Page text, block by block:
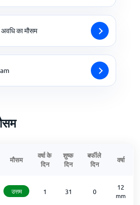
का मौसम
मौसम
वर्षा के
दिन
शुष्क
दिन
बर्फीले
दिन
वर्षा
उत्तम 1 31 0
12
mm